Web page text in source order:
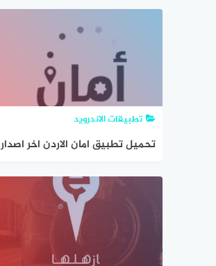
تطبيقات الاندرويد
تحميل تطبيق امان الاردن اخر اصدار